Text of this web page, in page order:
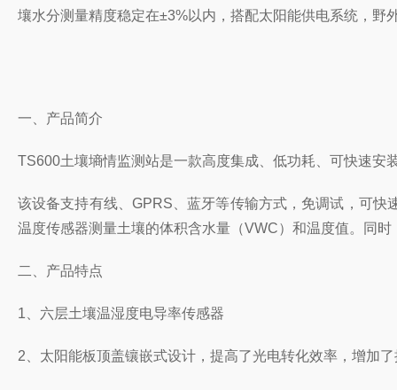
壤水分测量精度稳定在±3%以内，搭配太阳能供电系统，
一、产品简介
TS600土壤墒情监测站是一款高度集成、低功耗、可快速安
该设备支持有线、GPRS、蓝牙等传输方式，免调试，可
温度传感器测量土壤的体积含水量（VWC）和温度值。同
二、产品特点
1、六层土壤温湿度电导率传感器
2、太阳能板顶盖镶嵌式设计，提高了光电转化效率，增加